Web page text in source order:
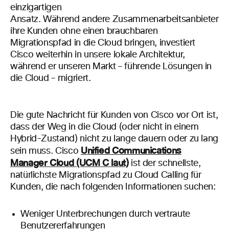
einzigartigen
Ansatz. Während andere Zusammenarbeitsanbieter
ihre Kunden ohne einen brauchbaren
Migrationspfad in die Cloud bringen, investiert
Cisco weiterhin in unsere lokale Architektur,
während er unseren Markt – führende Lösungen in
die Cloud – migriert.
Die gute Nachricht für Kunden von Cisco vor Ort ist,
dass der Weg in die Cloud (oder nicht in einem
Hybrid-Zustand) nicht zu lange dauern oder zu lang
sein muss. Cisco Unified Communications
Manager Cloud (UCMClaut) ist der schnellste,
natürlichste Migrationspfad zu Cloud Calling für
Kunden, die nach folgenden Informationen suchen:
Weniger Unterbrechungen durch vertraute
Benutzererfahrungen